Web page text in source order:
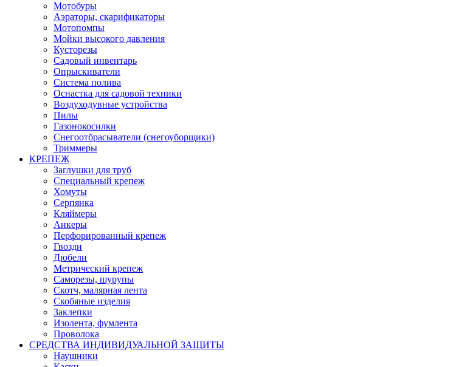
Мотобуры
Аэраторы, скарификаторы
Мотопомпы
Мойки высокого давления
Кусторезы
Садовый инвентарь
Опрыскиватели
Система полива
Оснастка для садовой техники
Воздуходувные устройства
Пилы
Газонокосилки
Снегоотбрасыватели (снегоуборщики)
Триммеры
КРЕПЕЖ
Заглушки для труб
Специальный крепеж
Хомуты
Серпянка
Кляймеры
Анкеры
Перфорированный крепеж
Гвозди
Дюбели
Метрический крепеж
Саморезы, шурупы
Скотч, малярная лента
Скобяные изделия
Заклепки
Изолента, фумлента
Проволока
СРЕДСТВА ИНДИВИДУАЛЬНОЙ ЗАЩИТЫ
Наушники